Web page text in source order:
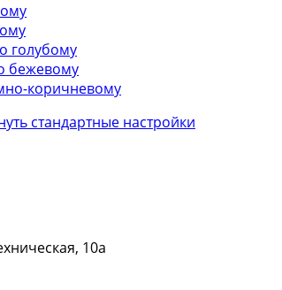
голубому
бежевому
коричневому
стандартные настройки
10а